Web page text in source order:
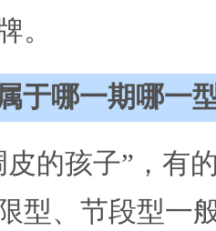
。
于哪一期哪一
的孩子”，有
型、节段型一